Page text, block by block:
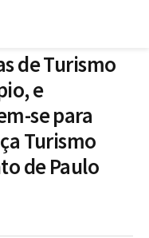
de Turismo
e
se para
Turismo
de Paulo